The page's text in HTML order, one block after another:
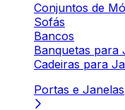
Conjuntos de
Sofás
Bancos
Banquetas para
Cadeiras para
Portas e Janelas